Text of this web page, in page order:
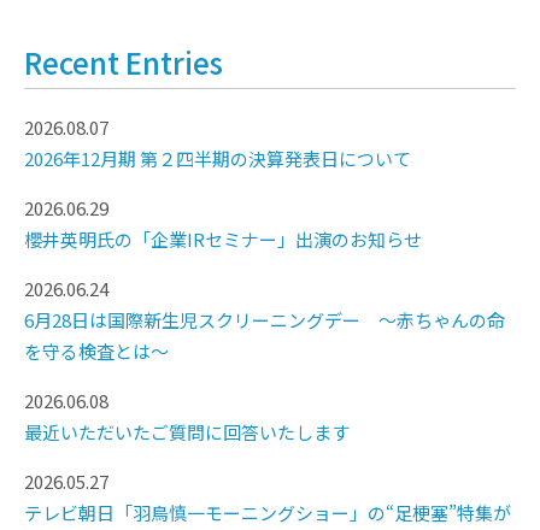
Recent Entries
2026.08.07
2026年12月期 第２四半期の決算発表日について
2026.06.29
櫻井英明氏の「企業IRセミナー」出演のお知らせ
2026.06.24
6月28日は国際新生児スクリーニングデー ～赤ちゃんの命
を守る検査とは～
2026.06.08
最近いただいたご質問に回答いたします
2026.05.27
テレビ朝日「羽鳥慎一モーニングショー」の“足梗塞”特集が